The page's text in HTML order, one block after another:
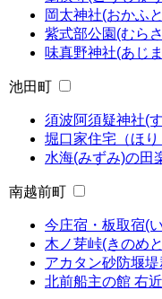
岡太神社(おかふ
紫式部公園(むら
味真野神社(あじ
池田町
須波阿須疑神社(
堀口家住宅（ほり
水海(みずみ)の田
南越前町
今庄宿・板取宿(
木ノ芽峠(きのめ
アカタン砂防堰
北前船主の館 右